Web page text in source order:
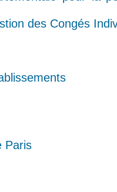
des Congés
Paris